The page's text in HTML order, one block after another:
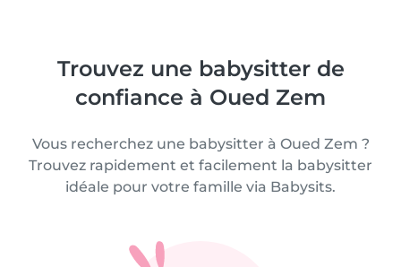
Trouvez une babysitter de
confiance à Oued Zem
Vous recherchez une babysitter à Oued Zem ?
Trouvez rapidement et facilement la babysitter
idéale pour votre famille via Babysits.